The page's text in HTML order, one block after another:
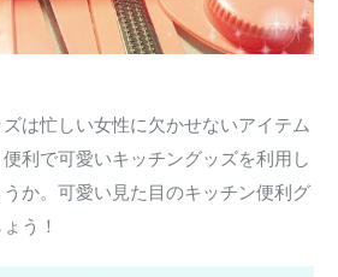
は忙しい女性に欠かせないアイテム
利で可愛いキッチングッズを利用し
か。可愛い見た目のキッチン便利グ
う！